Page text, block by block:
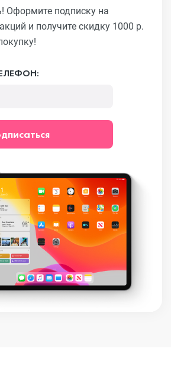
Оформите подписку на
и получите скидку 1000 р.